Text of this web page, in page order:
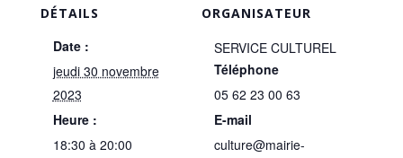
DÉTAILS
Date :
jeudi 30 novembre
2023
Heure :
18:30 à 20:00
ORGANISATEUR
SERVICE CULTUREL
Téléphone
05 62 23 00 63
E-mail
culture@mairie-